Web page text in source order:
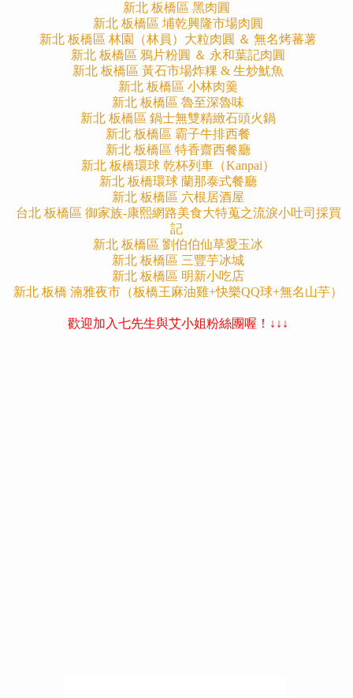
新北 板橋區 黑肉圓
新北 板橋區 埔乾興隆市場肉圓
新北 板橋區 林園（林員）大粒肉圓 ＆ 無名烤蕃薯
新北 板橋區 鴉片粉圓 ＆ 永和葉記肉圓
新北 板橋區 黃石市場炸粿 & 生炒魷魚
新北 板橋區 小林肉羹
新北 板橋區 魯至深魯味
新北 板橋區 鍋士無雙精緻石頭火鍋
新北 板橋區 霸子牛排西餐
新北 板橋區 特香齋西餐廳
新北 板橋環球 乾杯列車（Kanpai）
新北 板橋環球 蘭那泰式餐廳
新北 板橋區 六根居酒屋
台北 板橋區 御家族-康熙網路美食大特蒐之流淚小吐司採買
記
新北 板橋區 劉伯伯仙草愛玉冰
新北 板橋區 三豐芋冰城
新北 板橋區 明新小吃店
新北 板橋 湳雅夜市（板橋王麻油雞+快樂QQ球+無名山芋）
歡迎加入七先生與艾小姐粉絲團喔！↓↓↓